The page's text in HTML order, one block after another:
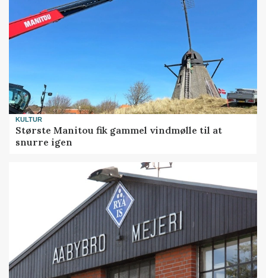
KULTUR
Største Manitou fik gammel vindmølle til at
snurre igen